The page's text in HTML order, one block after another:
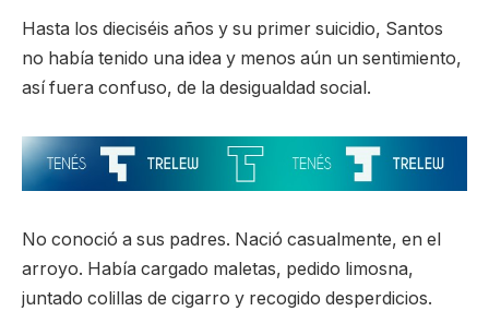
Hasta los dieciséis años y su primer suicidio, Santos
no había tenido una idea y menos aún un sentimiento,
así fuera confuso, de la desigualdad social.
No conoció a sus padres. Nació casualmente, en el
arroyo. Había cargado maletas, pedido limosna,
juntado colillas de cigarro y recogido desperdicios.